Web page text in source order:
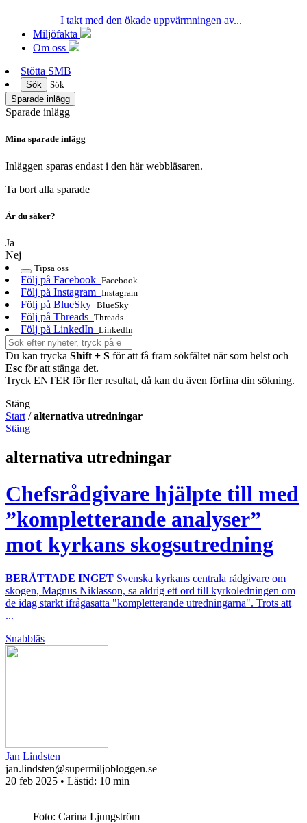
I takt med den ökade uppvärmningen av...
Miljöfakta
Om oss
Stötta SMB
Sök
Sök
Sparade inlägg
Sparade inlägg
Mina sparade inlägg
Inläggen sparas endast i den här webbläsaren.
Ta bort alla sparade
Är du säker?
Ja
Nej
Tipsa oss
Följ på Facebook Facebook
Följ på Instagram Instagram
Följ på BlueSky BlueSky
Följ på Threads Threads
Följ på LinkedIn LinkedIn
Du kan trycka Shift + S för att få fram sökfältet när som helst och
Esc för att stänga det.
Tryck ENTER för fler resultat, då kan du även förfina din sökning.
Stäng
Start /alternativa utredningar
Stäng
alternativa utredningar
Chefsrådgivare hjälpte till med
”kompletterande analyser”
mot kyrkans skogsutredning
BERÄTTADE INGET Svenska kyrkans centrala rådgivare om
skogen, Magnus Niklasson, sa aldrig ett ord till kyrkoledningen om
de idag starkt ifrågasatta "kompletterande utredningarna". Trots att
...
Snabbläs
Jan Lindsten
jan.lindsten@supermiljobloggen.se
20 feb 2025 • Lästid: 10 min
Foto: Carina Ljungström